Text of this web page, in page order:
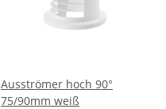
Ausströmer hoch 90°
75/90mm weiß